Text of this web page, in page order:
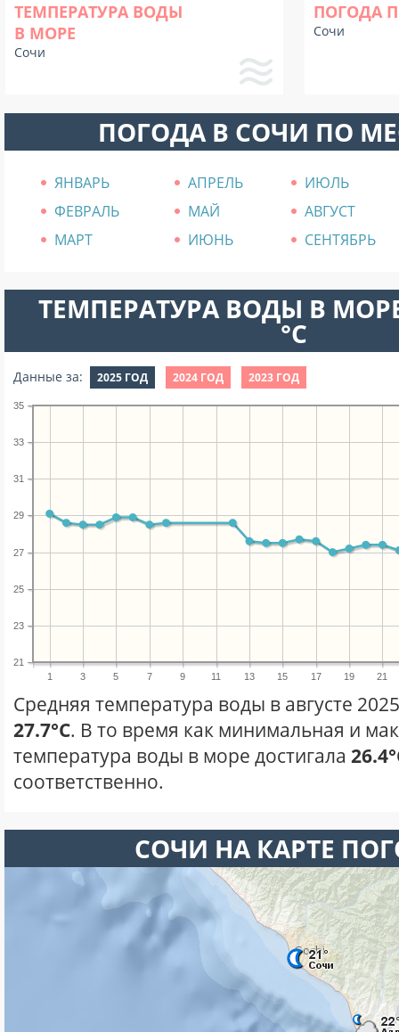
ТЕМПЕРАТУРА ВОДЫ
В МОРЕ
Сочи
ПОГОДА
Сочи
ПОГОДА В СОЧИ ПО
ЯНВАРЬ АПРЕЛЬ
ИЮЛЬ
ФЕВРАЛЬ
МАЙ
АВГУСТ
МАРТ
ИЮНЬ СЕНТЯБРЬ
ТЕМПЕРАТУРА ВОДЫ В
°C
Данные за: 2025 ГОД 2024 ГОД 2023 ГОД
1 3 5 7 9 11 13 15 17 19 21
21
23
25
27
29
31
33
35
Средняя температура воды в августе
27.7°C. В то время как минимальная и
температура воды в море достигала
соответственно.
СОЧИ НА КАРТЕ